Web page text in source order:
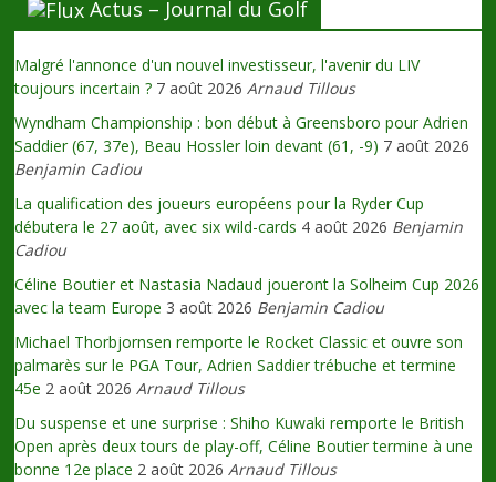
Actus – Journal du Golf
Malgré l'annonce d'un nouvel investisseur, l'avenir du LIV
toujours incertain ? 7 août 2026 Arnaud Tillous
Wyndham Championship : bon début à Greensboro pour Adrien
Saddier (67, 37e), Beau Hossler loin devant (61, -9) 7 août 2026
Benjamin Cadiou
La qualification des joueurs européens pour la Ryder Cup
débutera le 27 août, avec six wild-cards 4 août 2026 Benjamin
Cadiou
Céline Boutier et Nastasia Nadaud joueront la Solheim Cup 2026
avec la team Europe 3 août 2026 Benjamin Cadiou
Michael Thorbjornsen remporte le Rocket Classic et ouvre son
palmarès sur le PGA Tour, Adrien Saddier trébuche et termine
45e 2 août 2026 Arnaud Tillous
Du suspense et une surprise : Shiho Kuwaki remporte le British
Open après deux tours de play-off, Céline Boutier termine à une
bonne 12e place 2 août 2026 Arnaud Tillous